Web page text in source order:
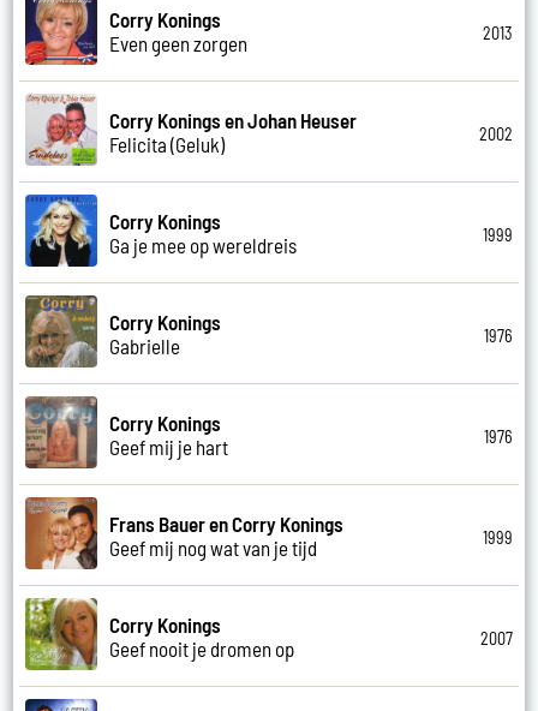
Corry Konings
Even geen zorgen
2013
Corry Konings en Johan Heuser
Felicita (Geluk)
2002
Corry Konings
Ga je mee op wereldreis
1999
Corry Konings
Gabrielle
1976
Corry Konings
Geef mij je hart
1976
Frans Bauer en Corry Konings
Geef mij nog wat van je tijd
1999
Corry Konings
Geef nooit je dromen op
2007